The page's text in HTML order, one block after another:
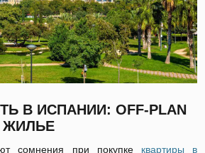
В ИСПАНИИ: OFF-PLAN
ЖИЛЬЕ
сомнения при покупке квартиры в